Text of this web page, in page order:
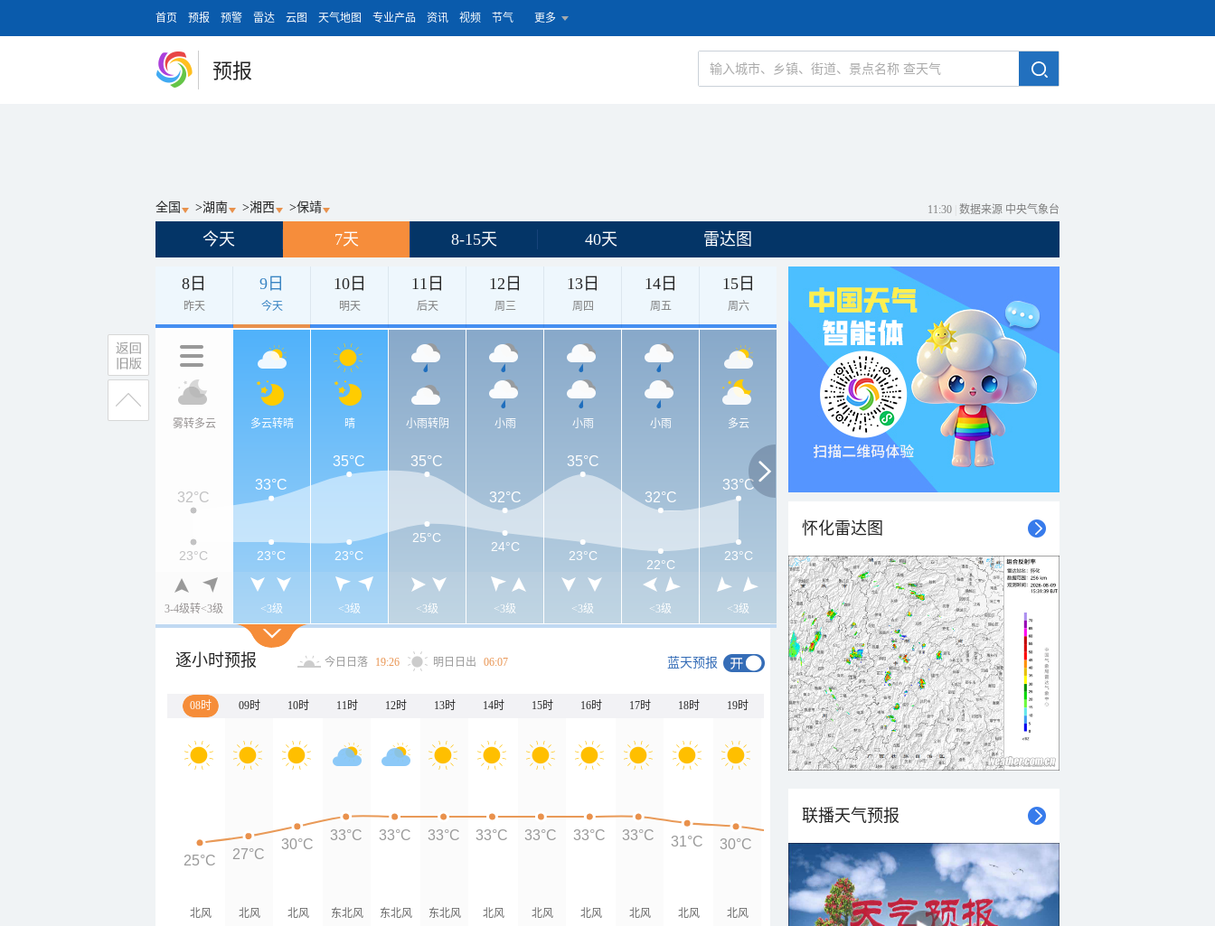
首页 预报 预警 雷达 云图 天气地图 专业产品 资讯 视频 节气 更多
预报
全国 >湖南 >湘西 >保靖 11:30 数据来源 中央气象台
今天 7天 8-15天 40天 雷达图
8日
昨天
9日
今天
10日
明天
11日
后天
12日
周三
13日
周四
14日
周五
15日
周六
雾转多云
3-4级转<3级
多云转晴
<3级
晴
<3级
小雨转阴
<3级
小雨
<3级
小雨
<3级
小雨
<3级
多云
<3级
32°C
33°C
35°C 35°C
32°C
35°C
32°C
33°C
23°C 23°C 23°C
25°C
24°C
23°C
22°C
23°C
逐小时预报 今日日落 19:26 明日日出 06:07 蓝天预报
08时 09时 10时 11时 12时 13时 14时 15时 16时 17时 18时 19时 20时 21时 22时 23时 00时 01时
北风 北风 北风 东北风 东北风 东北风 北风 北风 北风 北风 北风 北风 北风 东风 东风 北风 南风 西风
25°C 27°C
30°C
33°C 33°C 33°C 33°C 33°C 33°C 33°C 31°C 30°C
27°C 27°C 26°C 25°C
怀化雷达图
联播天气预报